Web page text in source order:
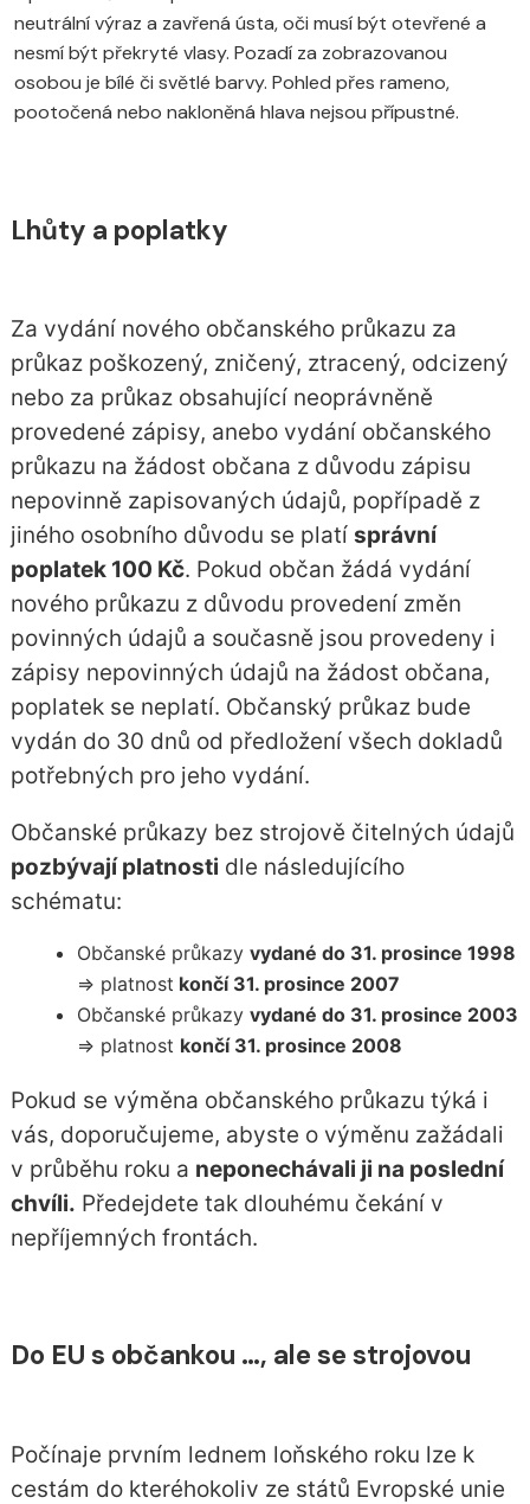
neutrální výraz a zavřená ústa, oči musí být otevřené a
nesmí být překryté vlasy. Pozadí za zobrazovanou
osobou je bílé či světlé barvy. Pohled přes rameno,
pootočená nebo nakloněná hlava nejsou přípustné.
Lhůty a poplatky
Za vydání nového občanského průkazu za
průkaz poškozený, zničený, ztracený, odcizený
nebo za průkaz obsahující neoprávněně
provedené zápisy, anebo vydání občanského
průkazu na žádost občana z důvodu zápisu
nepovinně zapisovaných údajů, popřípadě z
jiného osobního důvodu se platí správní
poplatek 100 Kč. Pokud občan žádá vydání
nového průkazu z důvodu provedení změn
povinných údajů a současně jsou provedeny i
zápisy nepovinných údajů na žádost občana,
poplatek se neplatí. Občanský průkaz bude
vydán do 30 dnů od předložení všech dokladů
potřebných pro jeho vydání.
Občanské průkazy bez strojově čitelných údajů
pozbývají platnosti dle následujícího
schématu:
Občanské průkazy vydané do 31. prosince 1998
=> platnost končí 31. prosince 2007
Občanské průkazy vydané do 31. prosince 2003
=> platnost končí 31. prosince 2008
Pokud se výměna občanského průkazu týká i
vás, doporučujeme, abyste o výměnu zažádali
v průběhu roku a neponechávali ji na poslední
chvíli. Předejdete tak dlouhému čekání v
nepříjemných frontách.
Do EU s občankou …, ale se strojovou
Počínaje prvním lednem loňského roku lze k
cestám do kteréhokoliv ze států Evropské unie